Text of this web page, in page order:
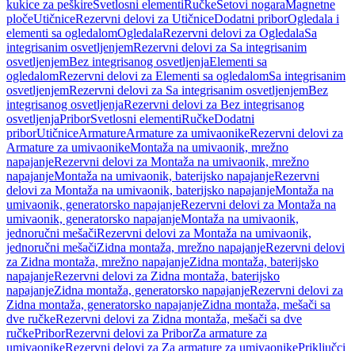
kukice za peškireSvetlosni elementiRučkeSetovi nogaraMagnetne
pločeUtičniceRezervni delovi za UtičniceDodatni priborOgledala i
elementi sa ogledalomOgledalaRezervni delovi za OgledalaSa
integrisanim osvetljenjemRezervni delovi za Sa integrisanim
osvetljenjemBez integrisanog osvetljenjaElementi sa
ogledalomRezervni delovi za Elementi sa ogledalomSa integrisanim
osvetljenjemRezervni delovi za Sa integrisanim osvetljenjemBez
integrisanog osvetljenjaRezervni delovi za Bez integrisanog
osvetljenjaPriborSvetlosni elementiRučkeDodatni
priborUtičniceArmatureArmature za umivaonikeRezervni delovi za
Armature za umivaonikeMontaža na umivaonik, mrežno
napajanjeRezervni delovi za Montaža na umivaonik, mrežno
napajanjeMontaža na umivaonik, baterijsko napajanjeRezervni
delovi za Montaža na umivaonik, baterijsko napajanjeMontaža na
umivaonik, generatorsko napajanjeRezervni delovi za Montaža na
umivaonik, generatorsko napajanjeMontaža na umivaonik,
jednoručni mešačiRezervni delovi za Montaža na umivaonik,
jednoručni mešačiZidna montaža, mrežno napajanjeRezervni delovi
za Zidna montaža, mrežno napajanjeZidna montaža, baterijsko
napajanjeRezervni delovi za Zidna montaža, baterijsko
napajanjeZidna montaža, generatorsko napajanjeRezervni delovi za
Zidna montaža, generatorsko napajanjeZidna montaža, mešači sa
dve ručkeRezervni delovi za Zidna montaža, mešači sa dve
ručkePriborRezervni delovi za PriborZa armature za
umivaonikeRezervni delovi za Za armature za umivaonikePriključci